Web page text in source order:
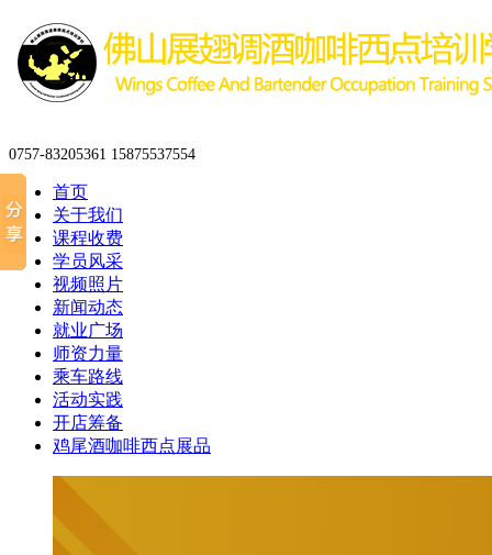
0757-83205361 15875537554
首页
关于我们
课程收费
学员风采
视频照片
新闻动态
就业广场
师资力量
乘车路线
活动实践
开店筹备
鸡尾酒咖啡西点展品